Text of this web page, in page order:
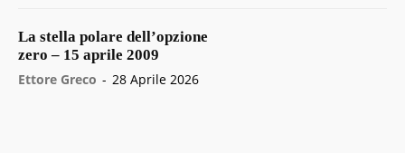
La stella polare dell’opzione
zero – 15 aprile 2009
Ettore Greco - 28 Aprile 2026